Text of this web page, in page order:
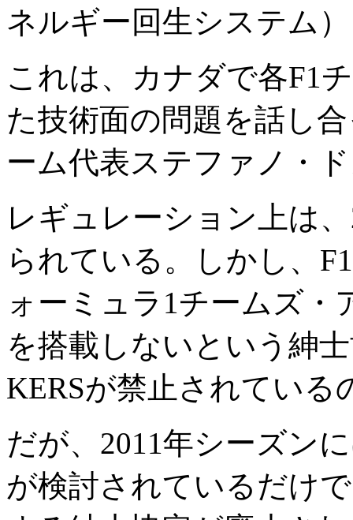
ネルギー回生システム
これは、カナダで各F1
た技術面の問題を話し
ーム代表ステファノ・
レギュレーション上は
られている。しかし、
ォーミュラ1チームズ・
を搭載しないという紳
KERSが禁止されている
だが、2011年シーズン
が検討されているだけ